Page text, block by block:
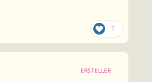
1
ERSTELLER